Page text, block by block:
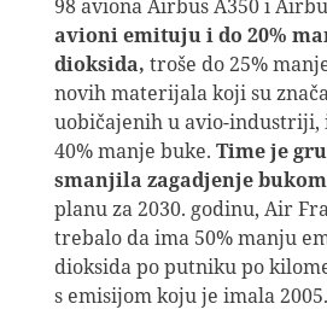
98 aviona Airbus A350 i
avioni emituju i do 20%
dioksida, troše do 25%
novih materijala koji su
uobičajenih u avio-industriji,
40% manje buke. Time je
smanjila zagadjenje bukom
planu za 2030. godinu, Air
trebalo da ima 50% manju
dioksida po putniku po
s emisijom koju je imala